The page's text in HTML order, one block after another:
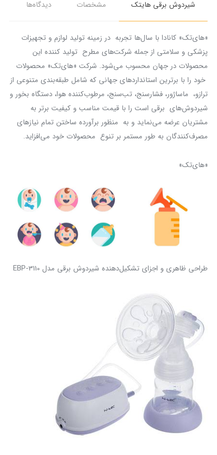
شیردوش برقی هایتک مشخصات دیدگاه‌ها
«های‌تک» کانادا با سال‌ها تجربه در زمینه تولید لوازم و تجهیزات
پزشکی و سلامتی از جمله شرکت‌های مطرح تولید کننده این
محصولات در جهان محسوب می‌شود‏‏.‏‏ شرکت «های‌تک» محصولات
خود را با برترین استانداردهای جهانی که شامل طبقه‌بندی متنوعی از
ترازو، ماساژور، فشارسنج، تب‌سنج، مرطوب‌کننده هوا، دستگاه بخور و
شیردوش‌های برقی‏‏ است را با قیمت مناسب و کیفیت برتر به
مشتریان عرضه می‌نماید و به منظور برآورده ساختن تمام نیازهای
مصرف‌کنندگان به طور مستمر بر تنوع محصولات خود می‌افزاید‏‏.‏‏
«های‌تک»
طراحی ظاهری و اجزای تشکیل‌دهنده شیردوش برقی مدل EBP-3110